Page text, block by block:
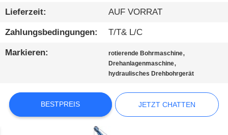
QUALITÄTSKONTROLLE
TRETEN
SIE
UNS
IN
VERBINDUNG
Lieferzeit: AUF VORRAT
Zahlungsbedingungen: T/T& L/C
Markieren: rotierende Bohrmaschine,
Drehanlagenmaschine,
hydraulisches Drehbohrgerät
BESTPREIS JETZT CHATTEN